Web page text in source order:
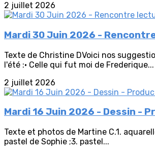
2 juillet 2026
Mardi 30 Juin 2026 -
Texte de Christine DVoici nos
l'été :• Celle qui fut moi de Frederique...
2 juillet 2026
Mardi 16 Juin 2026 - Dessin -
Texte et photos de Martine C.1.
pastel de Sophie ;3. pastel...